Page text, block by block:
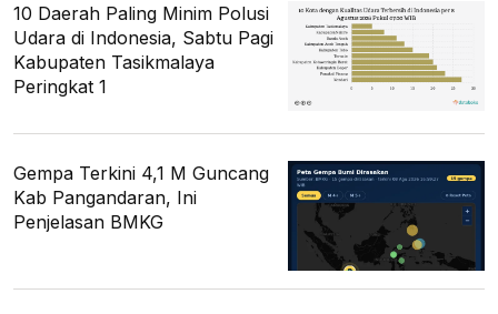
10 Daerah Paling Minim Polusi
Udara di Indonesia, Sabtu Pagi
Kabupaten Tasikmalaya
Peringkat 1
Gempa Terkini 4,1 M Guncang
Kab Pangandaran, Ini
Penjelasan BMKG